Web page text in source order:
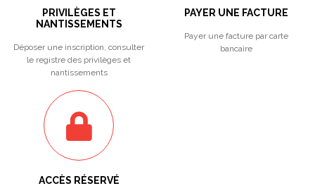
PRIVILÈGES ET
NANTISSEMENTS
Déposer une inscription, consulter
le registre des privilèges et
nantissements
PAYER UNE FACTURE
Payer une facture par carte
bancaire
ACCÈS RÉSERVÉ